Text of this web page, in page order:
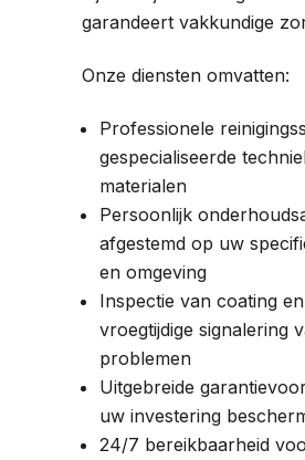
garandeert vakkundige
Onze diensten omvatten:
Professionele
gespecialiseerde
materialen
Persoonlijk
afgestemd op uw
en omgeving
Inspectie van coating
vroegtijdige signalering
problemen
Uitgebreide
uw investering
24/7 bereikbaarheid